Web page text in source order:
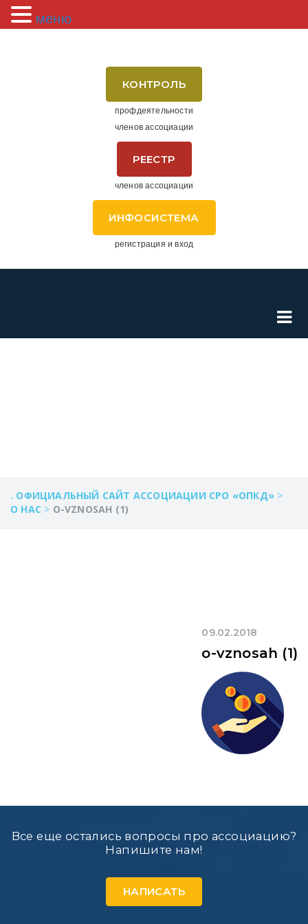
КОНТРОЛЬ
профдеятельности
членов ассоциации
РЕЕСТР
членов ассоциации
ИНФОСИСТЕМА
регистрация и вход
. ОФИЦИАЛЬНЫЙ САЙТ АССОЦИАЦИИ СРО «ОПКД» >
О НАС > O-VZNOSAH (1)
09.02.2018
o-vznosah (1)
Все еще остались вопросы про ассоциацию?
Напишите нам!
НАПИСАТЬ
меню